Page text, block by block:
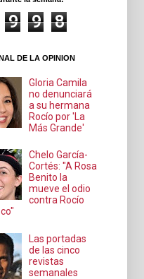
9 9
8
DE LA OPINION
Gloria Camila
no denunciará
a su hermana
Rocío por 'La
Más Grande'
Chelo García-
Cortés: "A Rosa
Benito la
mueve el odio
contra Rocío
Las portadas
de las cinco
revistas
semanales